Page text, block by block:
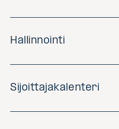
Hallinnointi
Sijoittajakalenteri